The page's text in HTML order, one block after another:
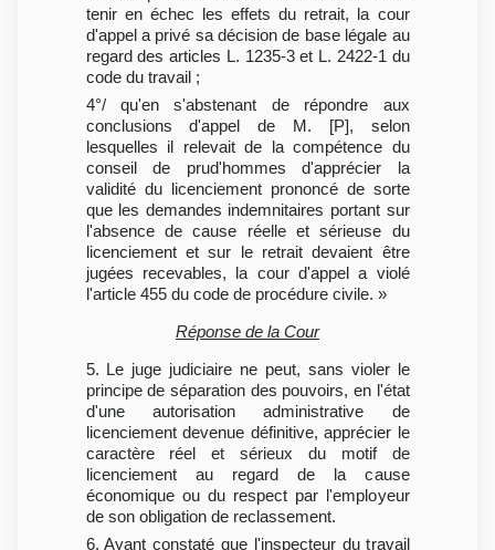
tenir en échec les effets du retrait, la cour
d'appel a privé sa décision de base légale au
regard des articles L. 1235-3 et L. 2422-1 du
code du travail ;
4°/ qu'en s'abstenant de répondre aux
conclusions d'appel de M. [P], selon
lesquelles il relevait de la compétence du
conseil de prud'hommes d'apprécier la
validité du licenciement prononcé de sorte
que les demandes indemnitaires portant sur
l'absence de cause réelle et sérieuse du
licenciement et sur le retrait devaient être
jugées recevables, la cour d'appel a violé
l'article 455 du code de procédure civile. »
Réponse de la Cour
5. Le juge judiciaire ne peut, sans violer le
principe de séparation des pouvoirs, en l'état
d'une autorisation administrative de
licenciement devenue définitive, apprécier le
caractère réel et sérieux du motif de
licenciement au regard de la cause
économique ou du respect par l'employeur
de son obligation de reclassement.
6. Ayant constaté que l'inspecteur du travail